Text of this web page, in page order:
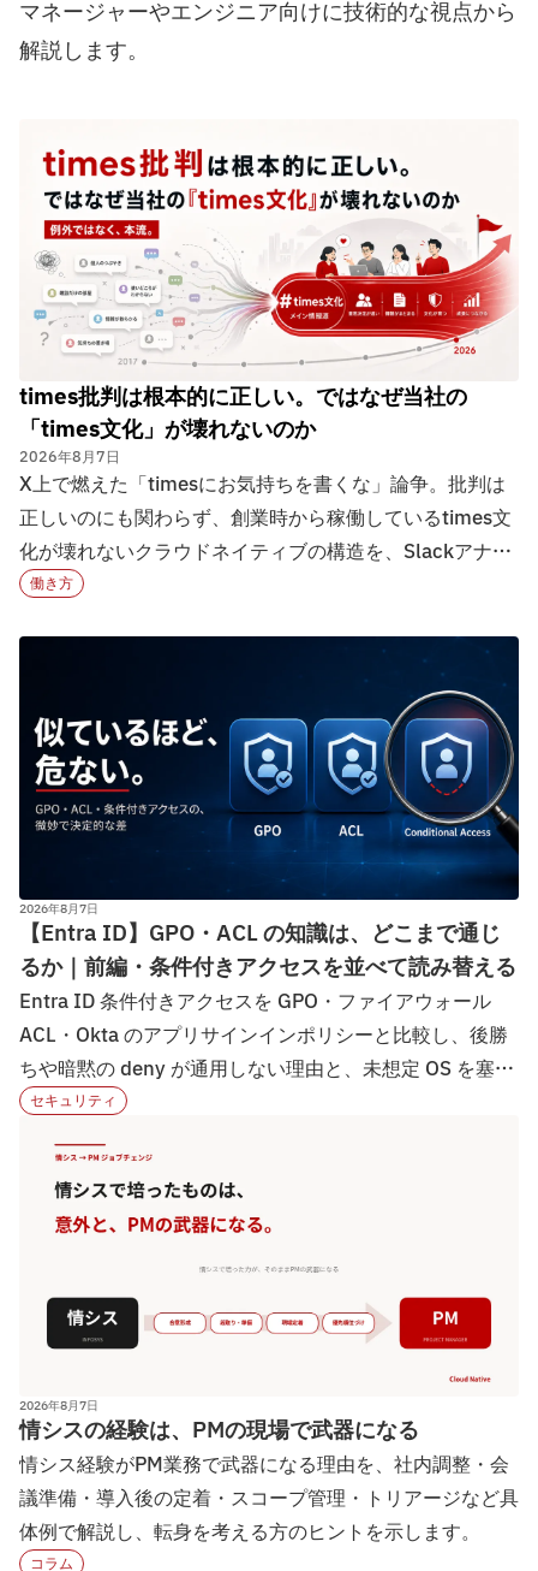
マネージャーやエンジニア向けに技術的な視点から
解説します。
times批判は根本的に正しい。ではなぜ当社の
「times文化」が壊れないのか
2026年8月7日
X上で燃えた「timesにお気持ちを書くな」論争。批判は
正しいのにも関わらず、創業時から稼働しているtimes文
化が壊れないクラウドネイティブの構造を、Slackアナリ
ティクスの実数とAI日次レポートの運用実態から分析し
働き方
2026年8月7日
【Entra ID】GPO・ACL の知識は、どこまで通じ
るか｜前編・条件付きアクセスを並べて読み替える
Entra ID 条件付きアクセスを GPO・ファイアウォール
ACL・Okta のアプリサインインポリシーと比較し、後勝
ちや暗黙の deny が通用しない理由と、未想定 OS を塞ぐ
設計の勘所を解説…
セキュリティ
2026年8月7日
情シスの経験は、PMの現場で武器になる
情シス経験がPM業務で武器になる理由を、社内調整・会
議準備・導入後の定着・スコープ管理・トリアージなど具
体例で解説し、転身を考える方のヒントを示します。
コラム